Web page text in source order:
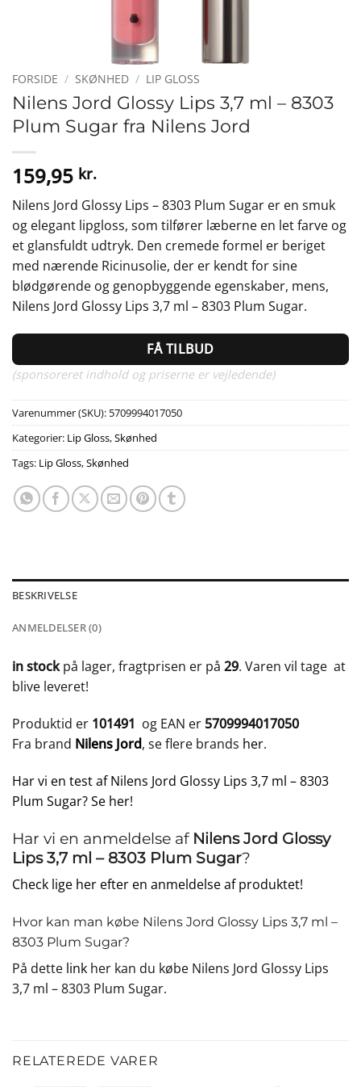
FORSIDE / SKØNHED / LIP GLOSS
Nilens Jord Glossy Lips 3,7 ml – 8303
Plum Sugar fra Nilens Jord
159,95 kr.
Nilens Jord Glossy Lips – 8303 Plum Sugar er en smuk
og elegant lipgloss, som tilfører læberne en let farve og
et glansfuldt udtryk. Den cremede formel er beriget
med nærende Ricinusolie, der er kendt for sine
blødgørende og genopbyggende egenskaber, mens,
Nilens Jord Glossy Lips 3,7 ml – 8303 Plum Sugar.
FÅ TILBUD
(sponsoreret indhold og priserne er vejledende)
Varenummer (SKU): 5709994017050
Kategorier: Lip Gloss,Skønhed
Tags: Lip Gloss,Skønhed
BESKRIVELSE
ANMELDELSER (0)
in stockpå lager, fragtprisen er på 29. Varen vil tage at
blive leveret!
Produktid er 101491 og EAN er 5709994017050
Fra brand Nilens Jord, se flere brands her.
Har vi en test af Nilens Jord Glossy Lips 3,7 ml – 8303
Plum Sugar? Se her!
Har vi en anmeldelse af Nilens Jord Glossy
Lips 3,7 ml – 8303 Plum Sugar?
Check lige her efter en anmeldelse af produktet!
Hvor kan man købe Nilens Jord Glossy Lips 3,7 ml –
8303 Plum Sugar?
På dette link her kan du købe Nilens Jord Glossy Lips
3,7 ml – 8303 Plum Sugar.
RELATEREDE VARER